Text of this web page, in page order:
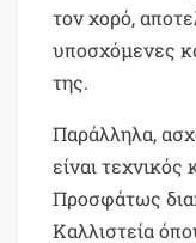
τον χορό,
υποσχόμενες
της.
Παράλληλα,
είναι
Προσφάτως
Καλλιστεία